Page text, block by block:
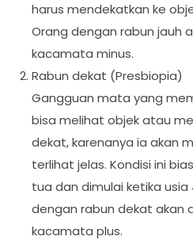
harus mendekatkan ke
Orang dengan rabun jauh
kacamata minus.
Rabun dekat (Presbiopia)
Gangguan mata yang
bisa melihat objek atau
dekat, karenanya ia akan
terlihat jelas. Kondisi ini
tua dan dimulai ketika usia
dengan rabun dekat akan
kacamata plus.